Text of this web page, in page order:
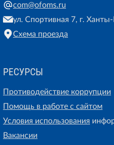
com@ofoms.ru
ул. Спортивная 7, г.
Схема проезда
РЕСУРСЫ
Противодействие коррупции
Помощь в работе с сайтом
Условия использования
Вакансии